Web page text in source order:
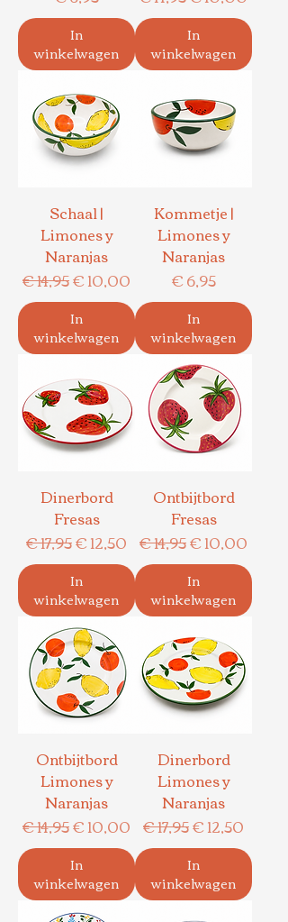
In
winkelwagen
In
winkelwagen
Schaal |
Limones y
Naranjas
Normale prijs
€ 14,95Verkoopprijs
€ 10,00
In
winkelwagen
Kommetje |
Limones y
Naranjas
Prijs
€ 6,95
In
winkelwagen
Dinerbord
Fresas
Normale prijs
€ 17,95Verkoopprijs
€ 12,50
In
winkelwagen
Ontbijtbord
Fresas
Normale prijs
€ 14,95Verkoopprijs
€ 10,00
In
winkelwagen
Ontbijtbord
Limones y
Naranjas
Normale prijs
€ 14,95Verkoopprijs
€ 10,00
In
winkelwagen
Dinerbord
Limones y
Naranjas
Normale prijs
€ 17,95Verkoopprijs
€ 12,50
In
winkelwagen